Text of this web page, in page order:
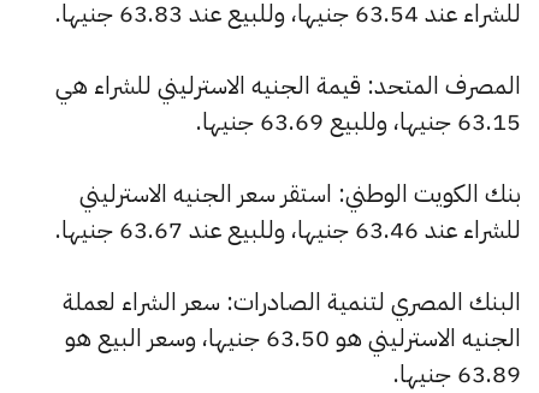
للشراء عند 63.54 جنيها، وللبيع عند 63.83 جنيها.
المصرف المتحد: قيمة الجنيه الاسترليني للشراء هي
63.15 جنيها، وللبيع 63.69 جنيها.
بنك الكويت الوطني: استقر سعر الجنيه الاسترليني
للشراء عند 63.46 جنيها، وللبيع عند 63.67 جنيها.
البنك المصري لتنمية الصادرات: سعر الشراء لعملة
الجنيه الاسترليني هو 63.50 جنيها، وسعر البيع هو
63.89 جنيها.